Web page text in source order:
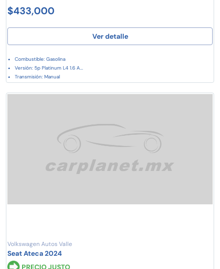
$433,000
Ver detalle
Combustible: Gasolina
Versión: 5p Platinum L4 1.6 A...
Transmisión: Manual
Volkswagen Autos Valle
Seat Ateca 2024
PRECIO JUSTO